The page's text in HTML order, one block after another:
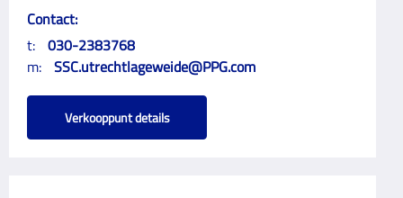
Contact:
t: 030-2383768
m: SSC.utrechtlageweide@PPG.com
Verkooppunt details